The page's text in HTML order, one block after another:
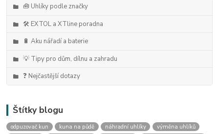
🧰 Uhlíky podle značky
🛠️ EXTOL a XTline poradna
🔋 Aku nářadí a baterie
💡 Tipy pro dům, dílnu a zahradu
❓ Nejčastější dotazy
Štítky blogu
odpuzovač kun kuna na půdě náhradní uhlíky
výměna uhlíků